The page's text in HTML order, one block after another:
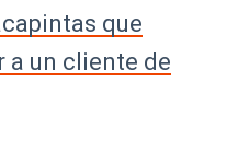
que
a un cliente de